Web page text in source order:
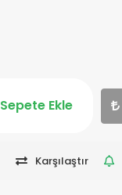
Sepete Ekle
Karşılaştır